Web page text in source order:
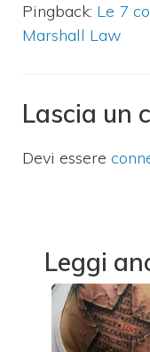
Pingback: Le 7
Marshall Law
Lascia un
Devi essere
Leggi